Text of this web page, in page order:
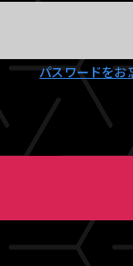
パスワードを